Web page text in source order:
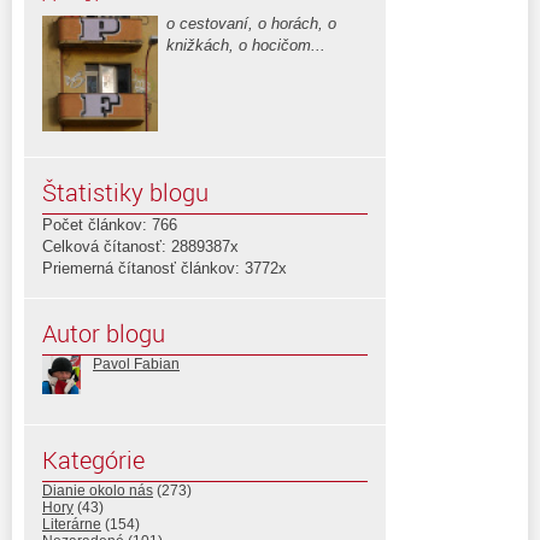
o cestovaní, o horách, o
knižkách, o hocičom...
Štatistiky blogu
Počet článkov: 766
Celková čítanosť: 2889387x
Priemerná čítanosť článkov: 3772x
Autor blogu
Pavol Fabian
Kategórie
Dianie okolo nás (273)
Hory (43)
Literárne (154)